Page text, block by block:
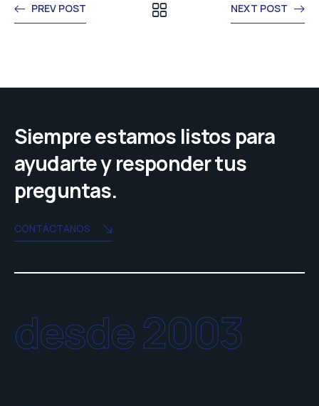
PREV POST NEXT POST
Siempre estamos listos para
ayudarte y responder tus
preguntas.
CONTÁCTANOS
desde 2003